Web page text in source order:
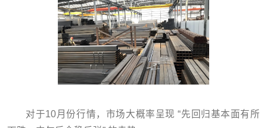
对于10月份行情，市场大概率呈现 “先回归基本面有所